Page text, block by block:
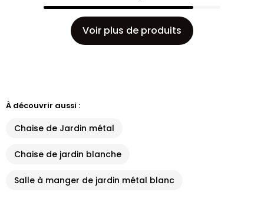
Voir plus de produits
À découvrir aussi :
Chaise de Jardin métal
Chaise de jardin blanche
Salle à manger de jardin métal blanc